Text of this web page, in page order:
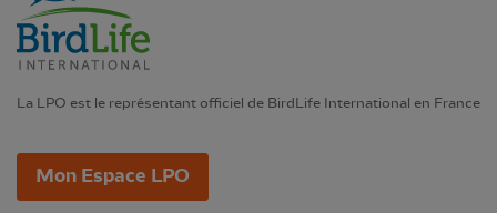
La LPO est le représentant officiel de BirdLife International en France
Mon Espace LPO